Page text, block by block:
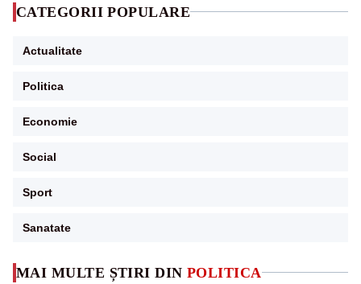
MAI MULTE ȘTIRI DIN POLITICA
CATEGORII POPULARE
Actualitate
Politica
Economie
Social
Sport
Sanatate